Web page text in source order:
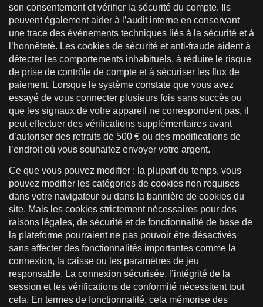
son consentement et vérifier la sécurité du compte. Ils
peuvent également aider à l’audit interne en conservant
une trace des événements techniques liés à la sécurité et à
l’honnêteté. Les cookies de sécurité et anti-fraude aident à
détecter les comportements inhabituels, à réduire le risque
de prise de contrôle de compte et à sécuriser les flux de
paiement. Lorsque le système constate que vous avez
essayé de vous connecter plusieurs fois sans succès ou
que les signaux de votre appareil ne correspondent pas, il
peut effectuer des vérifications supplémentaires avant
d’autoriser des retraits de 500 € ou des modifications de
l’endroit où vous souhaitez envoyer votre argent.
Ce que vous pouvez modifier : la plupart du temps, vous
pouvez modifier les catégories de cookies non requises
dans votre navigateur ou dans la bannière de cookies du
site. Mais les cookies strictement nécessaires pour des
raisons légales, de sécurité et de fonctionnalité de base de
la plateforme pourraient ne pas pouvoir être désactivés
sans affecter des fonctionnalités importantes comme la
connexion, la caisse ou les paramètres de jeu
responsable. La connexion sécurisée, l’intégrité de la
session et les vérifications de conformité nécessitent tout
cela. En termes de fonctionnalité, cela mémorise des